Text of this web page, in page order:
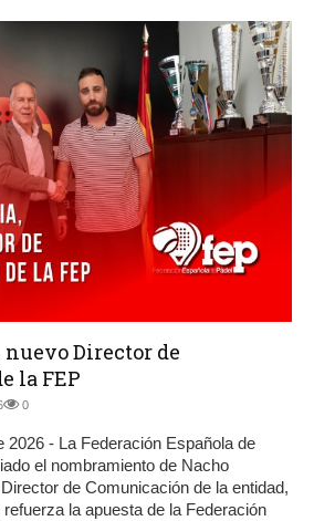
Director de
la FEP
0
2026 - La Federación Española de
el nombramiento de Nacho
de Comunicación de la entidad,
la apuesta de la Federación